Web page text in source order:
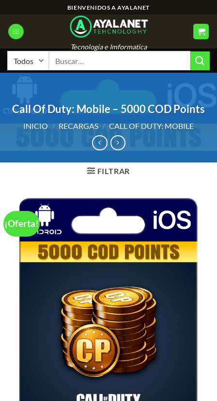
contenido
BIENVENIDOS A AYALANET
Tecnologia e Imformatica
Call Of Duty: Mobile – 5000 COD Points
INICIO / RECARGAS / CALL OF DUTY: MOBILE
FILTRAR
¡Oferta!